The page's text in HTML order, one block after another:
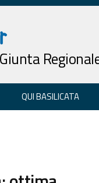
QUI BASILICATA